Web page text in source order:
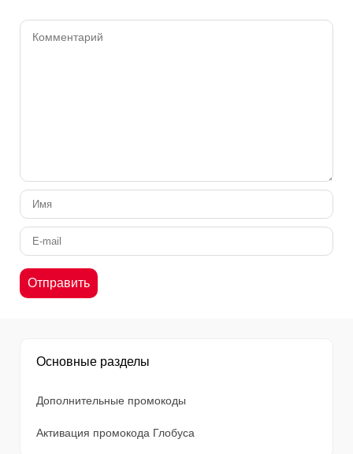
Основные разделы
Дополнительные промокоды
Активация промокода Глобуса